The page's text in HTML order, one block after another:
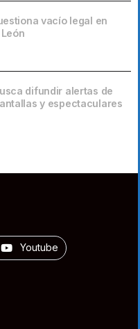
vacío legal en
difundir alertas de
y espectaculares
Youtube